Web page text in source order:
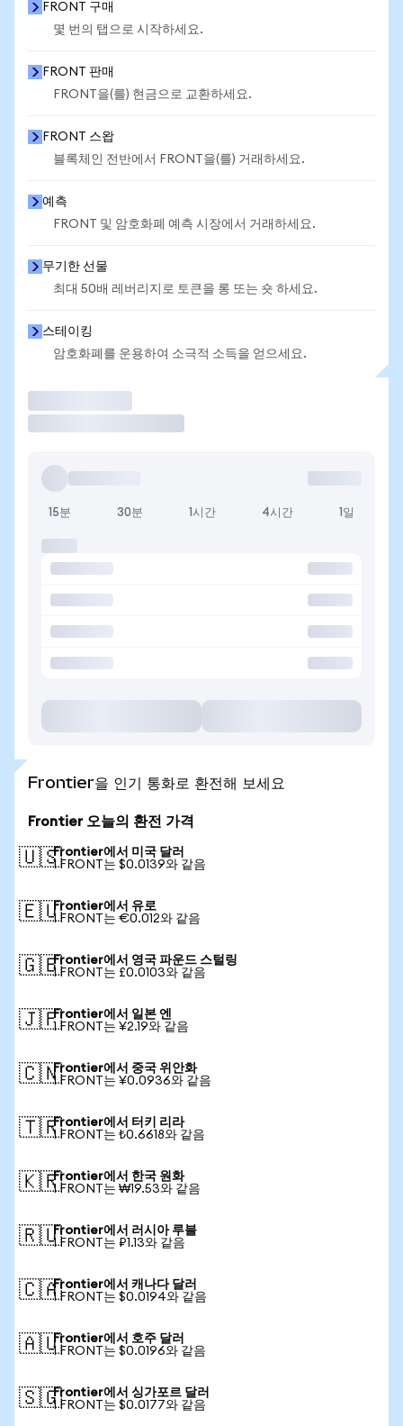
FRONT 구매
몇 번의 탭으로 시작하세요.
FRONT 판매
FRONT을(를) 현금으로 교환하세요.
FRONT 스왑
블록체인 전반에서 FRONT을(를) 거래하세요.
예측
FRONT 및 암호화폐 예측 시장에서 거래하세요.
무기한 선물
최대 50배 레버리지로 토큰을 롱 또는 숏 하세요.
스테이킹
암호화폐를 운용하여 소극적 소득을 얻으세요.
15분 30분 1시간 4시간 1일
Frontier을 인기 통화로 환전해 보세요
Frontier 오늘의 환전 가격
🇺🇸Frontier에서 미국 달러
1 FRONT는 $0.0139와 같음
🇪🇺Frontier에서 유로
1 FRONT는 €0.012와 같음
🇬🇧Frontier에서 영국 파운드 스털링
1 FRONT는 £0.0103와 같음
🇯🇵Frontier에서 일본 엔
1 FRONT는 ¥2.19와 같음
🇨🇳Frontier에서 중국 위안화
1 FRONT는 ¥0.0936와 같음
🇹🇷Frontier에서 터키 리라
1 FRONT는 ₺0.6618와 같음
🇰🇷Frontier에서 한국 원화
1 FRONT는 ₩19.53와 같음
🇷🇺Frontier에서 러시아 루블
1 FRONT는 ₽1.13와 같음
🇨🇦Frontier에서 캐나다 달러
1 FRONT는 $0.0194와 같음
🇦🇺Frontier에서 호주 달러
1 FRONT는 $0.0196와 같음
🇸🇬Frontier에서 싱가포르 달러
1 FRONT는 $0.0177와 같음